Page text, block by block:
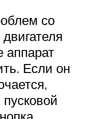
со
аппарат
Если он